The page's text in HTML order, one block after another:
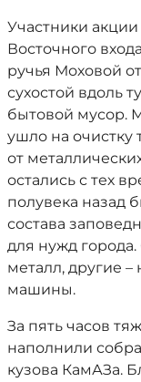
Участники
Восточного
ручья Моховой
сухостой вдоль
бытовой мусор.
ушло на очистку
от
остались с тех
полувека назад
состава
для нужд
металл, другие –
машины.
За пять часов
наполнили
кузова КамАЗа.